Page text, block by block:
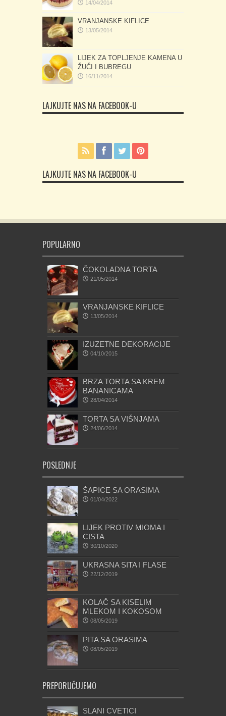
14/04/2014
VRANJANSKE KIFLICE
13/05/2014
LIJEK ZA TOPLJENJE KAMENA U
ŽUČI I BUBREGU
16/11/2014
LAJKUJTE NAS NA FACEBOOK-U
LAJKUJTE NAS NA FACEBOOK-U
POPULARNO
ČOKOLADNA TORTA
21/05/2014
VRANJANSKE KIFLICE
13/05/2014
IZUZETNE DEKORACIJE
04/10/2015
BRZA TORTA SA KREM
BANANICAMA
28/04/2014
TORTA SA VIŠNJAMA
24/06/2014
POSLEDNJE
ŠAPICE SA ORASIMA
01/04/2022
LIJEK PROTIV MIOMA I
CISTA
30/10/2020
UKRASNA SITA I FLASE
22/12/2019
KOLAČ SA KISELIM
MLEKOM I KOKOSOM
08/05/2019
PITA SA ORASIMA
08/05/2019
PREPORUČUJEMO
SLANI CVETICI